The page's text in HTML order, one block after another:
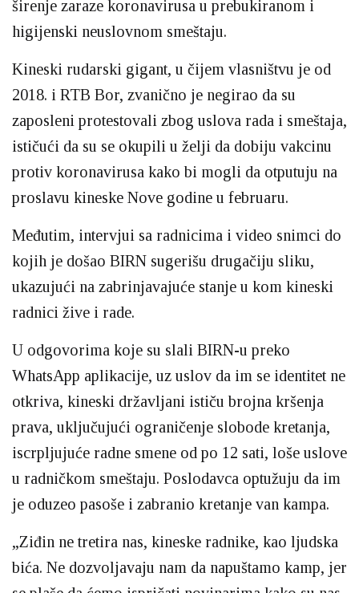
širenje zaraze koronavirusa u prebukiranom i
higijenski neuslovnom smeštaju.
Kineski rudarski gigant, u čijem vlasništvu je od
2018. i RTB Bor, zvanično je negirao da su
zaposleni protestovali zbog uslova rada i smeštaja,
ističući da su se okupili u želji da dobiju vakcinu
protiv koronavirusa kako bi mogli da otputuju na
proslavu kineske Nove godine u februaru.
Međutim, intervjui sa radnicima i video snimci do
kojih je došao BIRN sugerišu drugačiju sliku,
ukazujući na zabrinjavajuće stanje u kom kineski
radnici žive i rade.
U odgovorima koje su slali BIRN-u preko
WhatsApp aplikacije, uz uslov da im se identitet ne
otkriva, kineski državljani ističu brojna kršenja
prava, uključujući ograničenje slobode kretanja,
iscrpljujuće radne smene od po 12 sati, loše uslove
u radničkom smeštaju. Poslodavca optužuju da im
je oduzeo pasoše i zabranio kretanje van kampa.
„Ziđin ne tretira nas, kineske radnike, kao ljudska
bića. Ne dozvoljavaju nam da napuštamo kamp, jer